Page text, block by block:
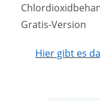
Gratis-Version
Hier gibt es